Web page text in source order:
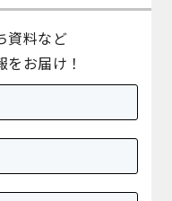
資料など
お届け！